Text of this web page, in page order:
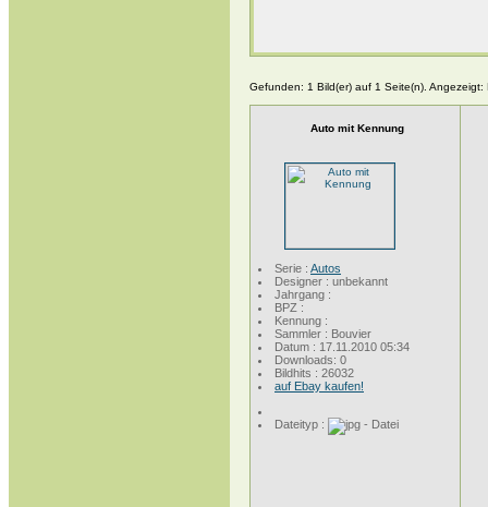
Gefunden: 1 Bild(er) auf 1 Seite(n). Angezeigt:
Auto mit Kennung
Serie : Autos
Designer : unbekannt
Jahrgang :
BPZ :
Kennung :
Sammler : Bouvier
Datum : 17.11.2010 05:34
Downloads: 0
Bildhits : 26032
auf Ebay kaufen!
Dateityp :